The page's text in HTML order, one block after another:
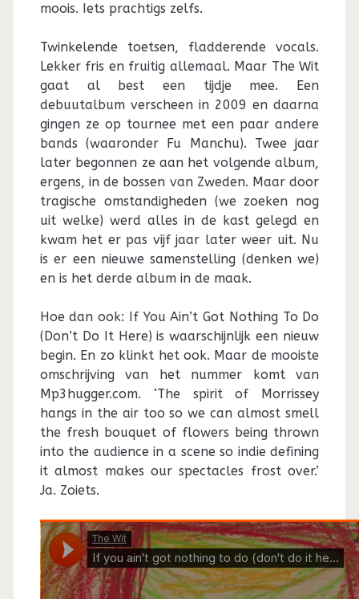
moois. Iets prachtigs zelfs.
Twinkelende toetsen, fladderende vocals.
Lekker fris en fruitig allemaal. Maar The Wit
gaat al best een tijdje mee. Een
debuutalbum verscheen in 2009 en daarna
gingen ze op tournee met een paar andere
bands (waaronder Fu Manchu). Twee jaar
later begonnen ze aan het volgende album,
ergens, in de bossen van Zweden. Maar door
tragische omstandigheden (we zoeken nog
uit welke) werd alles in de kast gelegd en
kwam het er pas vijf jaar later weer uit. Nu
is er een nieuwe samenstelling (denken we)
en is het derde album in de maak.
Hoe dan ook: If You Ain’t Got Nothing To Do
(Don’t Do It Here) is waarschijnlijk een nieuw
begin. En zo klinkt het ook. Maar de mooiste
omschrijving van het nummer komt van
Mp3hugger.com. ‘The spirit of Morrissey
hangs in the air too so we can almost smell
the fresh bouquet of flowers being thrown
into the audience in a scene so indie defining
it almost makes our spectacles frost over.’
Ja. Zoiets.